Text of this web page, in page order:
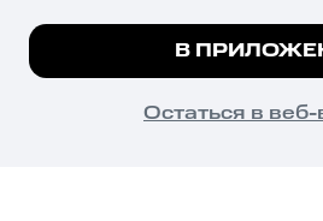
психотропных веществ, их аналогов
их незаконный оборот запрещён и
законодательством ответственность.
© 2026 ООО «КИОН».
Все права защищены
Мы используем куки, чтобы на
Подробнее
ПОНЯТНО
В
Остаться в